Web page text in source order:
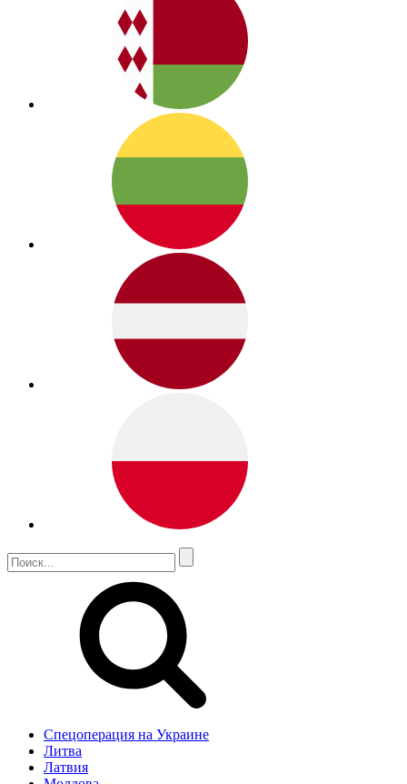
Спецоперация на Украине
Литва
Латвия